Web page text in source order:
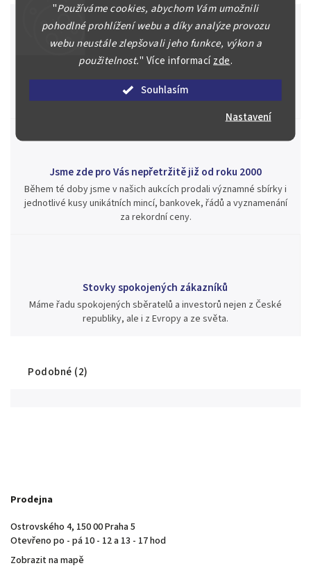
"Používáme cookies, abychom Vám umožnili
pohodlné prohlížení webu a díky analýze provozu
webu neustále zlepšovali jeho funkce, výkon a
použitelnost." Více informacízde.
Souhlasím
Nastavení
Špičkové služby za nejlepší ceny
Posoudíme kvalitu a pravost Vašeho materiálu, prodáme v naší
aukci nebo Vám poradíme kam investovat.
Jsme zde pro Vás nepřetržitě již od roku 2000
Během té doby jsme v našich aukcích prodali významné sbírky i
jednotlivé kusy unikátních mincí, bankovek, řádů a vyznamenání
za rekordní ceny.
Stovky spokojených zákazníků
Máme řadu spokojených sběratelů a investorů nejen z České
republiky, ale i z Evropy a ze světa.
Podobné (2)
Prodejna
Ostrovského 4, 150 00 Praha 5
Otevřeno po - pá 10 - 12 a 13 - 17 hod
Zobrazit na mapě